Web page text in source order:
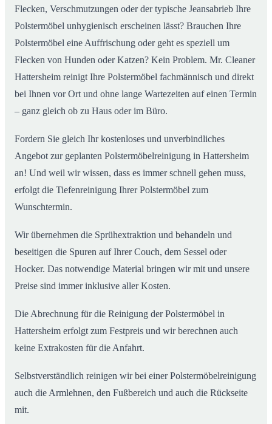
Flecken, Verschmutzungen oder der typische Jeansabrieb Ihre
Polstermöbel unhygienisch erscheinen lässt? Brauchen Ihre
Polstermöbel eine Auffrischung oder geht es speziell um
Flecken von Hunden oder Katzen? Kein Problem. Mr. Cleaner
Hattersheim reinigt Ihre Polstermöbel fachmännisch und direkt
bei Ihnen vor Ort und ohne lange Wartezeiten auf einen Termin
– ganz gleich ob zu Haus oder im Büro.
Fordern Sie gleich Ihr kostenloses und unverbindliches
Angebot zur geplanten Polstermöbelreinigung in Hattersheim
an! Und weil wir wissen, dass es immer schnell gehen muss,
erfolgt die Tiefenreinigung Ihrer Polstermöbel zum
Wunschtermin.
Wir übernehmen die Sprühextraktion und behandeln und
beseitigen die Spuren auf Ihrer Couch, dem Sessel oder
Hocker. Das notwendige Material bringen wir mit und unsere
Preise sind immer inklusive aller Kosten.
Die Abrechnung für die Reinigung der Polstermöbel in
Hattersheim erfolgt zum Festpreis und wir berechnen auch
keine Extrakosten für die Anfahrt.
Selbstverständlich reinigen wir bei einer Polstermöbelreinigung
auch die Armlehnen, den Fußbereich und auch die Rückseite
mit.